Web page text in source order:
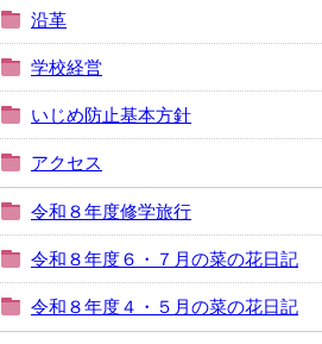
沿革
学校経営
いじめ防止基本方針
アクセス
令和８年度修学旅行
令和８年度６・７月の菜の花日記
令和８年度４・５月の菜の花日記